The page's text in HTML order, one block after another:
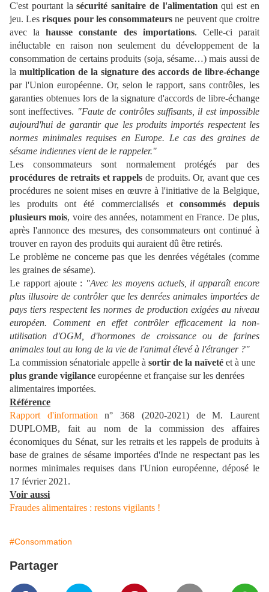
C'est pourtant lasécurité sanitaire de l'alimentation qui est en
jeu. Lesrisques pour les consommateurs ne peuvent que croitre
avec lahausse constante des importations. Celle-ci parait
inéluctable en raison non seulement du développement de la
consommation de certains produits (soja, sésame…) mais aussi de
la multiplication de la signature des accords de libre-échange
par l'Union européenne. Or, selon le rapport, sans contrôles, les
garanties obtenues lors de la signature d'accords de libre-échange
sont ineffectives. "Faute de contrôles suffisants, il est impossible
aujourd'hui de garantir que les produits importés respectent les
normes minimales requises en Europe. Le cas des graines de
sésame indiennes vient de le rappeler."
Les consommateurs sont normalement protégés par des
procédures de retraits et rappels de produits. Or, avant que ces
procédures ne soient mises en œuvre à l'initiative de la Belgique,
les produits ont été commercialisés etconsommés depuis
plusieurs mois, voire des années, notamment en France. De plus,
après l'annonce des mesures, des consommateurs ont continué à
trouver en rayon des produits qui auraient dû être retirés.
Le problème ne concerne pas que les denrées végétales (comme
les graines de sésame).
Le rapport ajoute : "Avec les moyens actuels, il apparaît encore
plus illusoire de contrôler que les denrées animales importées de
pays tiers respectent les normes de production exigées au niveau
européen. Comment en effet contrôler efficacement la non-
utilisation d'OGM, d'hormones de croissance ou de farines
animales tout au long de la vie de l'animal élevé à l'étranger ?"
La commission sénatoriale appelle à sortir de la naïveté et à une
plus grande vigilance européenne et française sur les denrées
alimentaires importées.
Référence
Rapport d'information n° 368 (2020-2021) de M. Laurent
DUPLOMB, fait au nom de la commission des affaires
économiques du Sénat, sur les retraits et les rappels de produits à
base de graines de sésame importées d'Inde ne respectant pas les
normes minimales requises dans l'Union européenne, déposé le
17 février 2021.
Voir aussi
Fraudes alimentaires : restons vigilants !
#Consommation
Partager